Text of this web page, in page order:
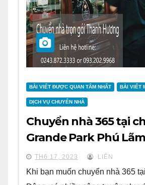
BÀI VIẾT ĐƯỢC QUAN TÂM NHẤT BÀI VIẾT
DỊCH VỤ CHUYỂN NHÀ
Chuyển nhà 365 tại
Grande Park Phú Lãm
TH6 17, 2023 LIÊN
Khi bạn muốn chuyển nhà 365